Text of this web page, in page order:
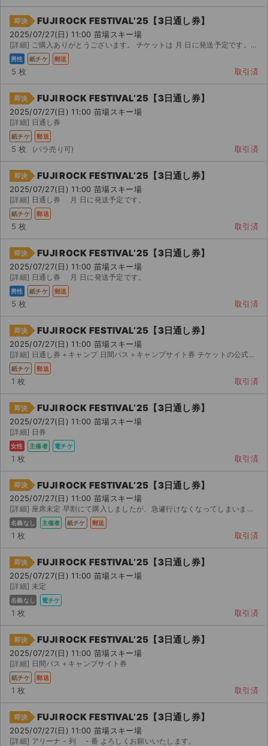
即決 FUJI ROCK FESTIVAL’25【3日通し券】
2025/07/27(日) 11:00 苗場スキー場
[詳細] ご購入ありがとうございます。 チケットは 月 日に発送予定です。 よろしくお願いします。
男性 紙チケ 郵送
5 枚 取引済
即決 FUJI ROCK FESTIVAL’25【3日通し券】
2025/07/27(日) 11:00 苗場スキー場
[詳細] 日通し券
紙チケ 郵送
5 枚 取引済
即決 FUJI ROCK FESTIVAL’25【3日通し券】
2025/07/27(日) 11:00 苗場スキー場
[詳細] 日通し券 月 日に発送予定です。
紙チケ 郵送
5 枚 取引済
即決 FUJI ROCK FESTIVAL’25【3日通し券】
2025/07/27(日) 11:00 苗場スキー場
[詳細] 日通し券 月 日に発送予定です。
男性 紙チケ 郵送
5 枚 取引済
即決 FUJI ROCK FESTIVAL’25【3日通し券】
2025/07/27(日) 11:00 苗場スキー場
[詳細] 日通し券＋キャンプ 日間パス＋キャンプサイト券 チケットの公式価格は 枚 円で、...
紙チケ 郵送
1 枚 取引済
即決 FUJI ROCK FESTIVAL’25【3日通し券】
2025/07/27(日) 11:00 苗場スキー場
[詳細] 日券
女性 主催者 電チケ
1 枚 取引済
即決 FUJI ROCK FESTIVAL’25【3日通し券】
2025/07/27(日) 11:00 苗場スキー場
[詳細] 座席未定 早割にて購入しましたが、急遽行けなくなってしまいました。 チケットを九州から発送に...
名義なし 主催者 紙チケ 郵送
1 枚 取引済
即決 FUJI ROCK FESTIVAL’25【3日通し券】
2025/07/27(日) 11:00 苗場スキー場
[詳細] 未定
名義なし 電チケ
1 枚 取引済
即決 FUJI ROCK FESTIVAL’25【3日通し券】
2025/07/27(日) 11:00 苗場スキー場
[詳細] 日間パス＋キャンプサイト券
紙チケ 郵送
1 枚 取引済
即決 FUJI ROCK FESTIVAL’25【3日通し券】
2025/07/27(日) 11:00 苗場スキー場
[詳細] アリーナ - 列 - 番 よろしくお願いいたします。